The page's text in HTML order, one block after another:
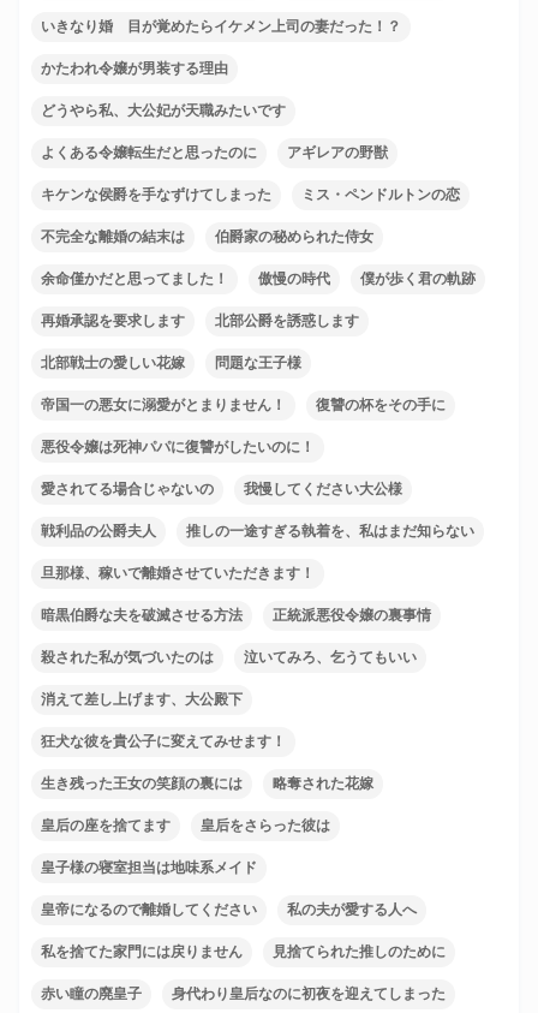
いきなり婚 目が覚めたらイケメン上司の妻だった！？
かたわれ令嬢が男装する理由
どうやら私、大公妃が天職みたいです
よくある令嬢転生だと思ったのに アギレアの野獣
キケンな侯爵を手なずけてしまった ミス・ペンドルトンの恋
不完全な離婚の結末は 伯爵家の秘められた侍女
余命僅かだと思ってました！ 傲慢の時代 僕が歩く君の軌跡
再婚承認を要求します 北部公爵を誘惑します
北部戦士の愛しい花嫁 問題な王子様
帝国一の悪女に溺愛がとまりません！ 復讐の杯をその手に
悪役令嬢は死神パパに復讐がしたいのに！
愛されてる場合じゃないの 我慢してください大公様
戦利品の公爵夫人 推しの一途すぎる執着を、私はまだ知らない
旦那様、稼いで離婚させていただきます！
暗黒伯爵な夫を破滅させる方法 正統派悪役令嬢の裏事情
殺された私が気づいたのは 泣いてみろ、乞うてもいい
消えて差し上げます、大公殿下
狂犬な彼を貴公子に変えてみせます！
生き残った王女の笑顔の裏には 略奪された花嫁
皇后の座を捨てます 皇后をさらった彼は
皇子様の寝室担当は地味系メイド
皇帝になるので離婚してください 私の夫が愛する人へ
私を捨てた家門には戻りません 見捨てられた推しのために
赤い瞳の廃皇子 身代わり皇后なのに初夜を迎えてしまった